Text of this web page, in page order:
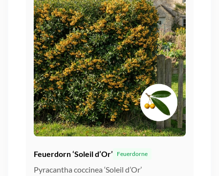
Feuerdorn ‘Soleil d’Or’ Feuerdorne
Pyracantha coccinea ‘Soleil d’Or’